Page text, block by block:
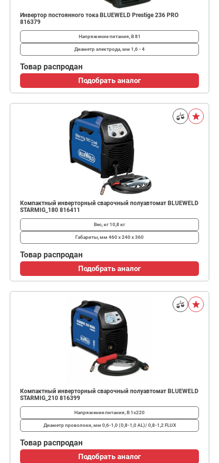
Инвертор постоянного тока BLUEWELD Prestige 236 PRO
816379
Напряжение питания, В81
Диаметр электрода, мм 1,6 - 4
Товар распродан
Подобрать аналог
Компактный инверторный сварочный полуавтомат BLUEWELD
STARMIG_180 816411
Вес, кг10,8 кг
Габариты, мм 460 х 240 х 360
Товар распродан
Подобрать аналог
Компактный инверторный сварочный полуавтомат BLUEWELD
STARMIG_210 816399
Напряжение питания, В1х220
Диаметр проволоки, мм 0,6-1,0 (0,8-1,0 AL)/ 0,8-1,2 FLUX
Товар распродан
Подобрать аналог